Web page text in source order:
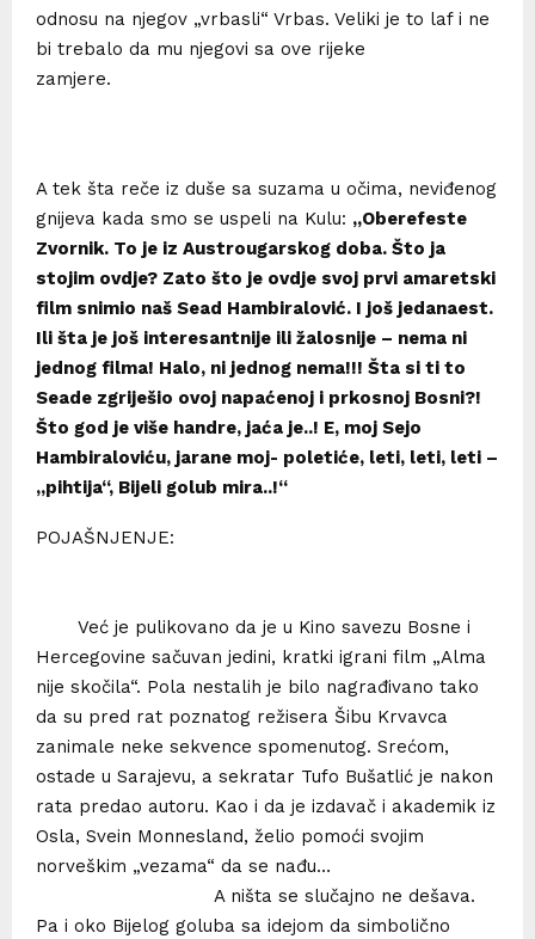
odnosu na njegov „vrbasli“ Vrbas. Veliki je to laf i ne
bi trebalo da mu njegovi sa ove rijeke
zamjere.
A tek šta reče iz duše sa suzama u očima, neviđenog
gnijeva kada smo se uspeli na Kulu: „Oberefeste
Zvornik. To je iz Austrougarskog doba. Što ja
stojim ovdje? Zato što je ovdje svoj prvi amaretski
film snimio naš Sead Hambiralović. I još jedanaest.
Ili šta je još interesantnije ili žalosnije – nema ni
jednog filma! Halo, ni jednog nema!!! Šta si ti to
Seade zgriješio ovoj napaćenoj i prkosnoj Bosni?!
Što god je više handre, jaća je..! E, moj Sejo
Hambiraloviću, jarane moj- poletiće, leti, leti, leti –
„pihtija“, Bijeli golub mira..!“
POJAŠNJENJE:
Već je pulikovano da je u Kino savezu Bosne i
Hercegovine sačuvan jedini, kratki igrani film „Alma
nije skočila“. Pola nestalih je bilo nagrađivano tako
da su pred rat poznatog režisera Šibu Krvavca
zanimale neke sekvence spomenutog. Srećom,
ostade u Sarajevu, a sekratar Tufo Bušatlić je nakon
rata predao autoru. Kao i da je izdavač i akademik iz
Osla, Svein Monnesland, želio pomoći svojim
norveškim „vezama“ da se nađu…
A ništa se slučajno ne dešava.
Pa i oko Bijelog goluba sa idejom da simbolično